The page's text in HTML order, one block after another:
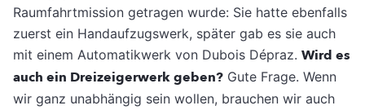
Raumfahrtmission getragen wurde: Sie hatte ebenfalls
zuerst ein Handaufzugswerk, später gab es sie auch
mit einem Automatikwerk von Dubois Dépraz. Wird es
auch ein Dreizeigerwerk geben? Gute Frage. Wenn
wir ganz unabhängig sein wollen, brauchen wir auch